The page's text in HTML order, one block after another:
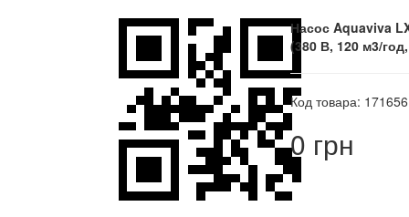
Насос Aquaviva
(380 В, 120 м3/
Код товара: 171656
0 грн